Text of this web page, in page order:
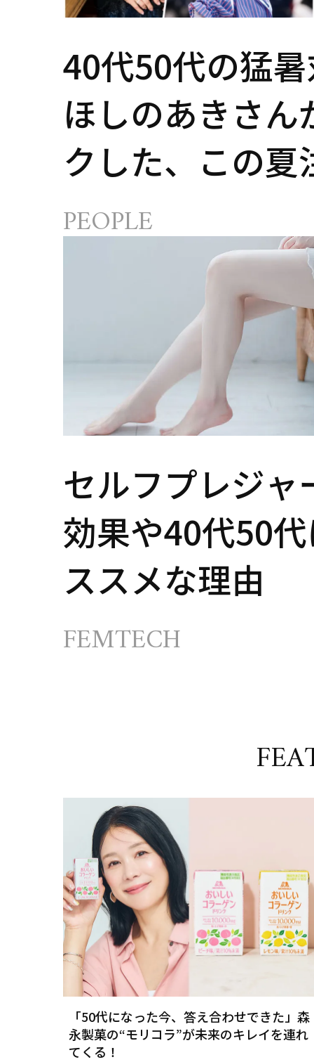
40代50代の猛
ほしのあきさん
クした、この夏
さ対策グッズ3
PEOPLE
セルフプレジャ
効果や40代50
ススメな理由
FEMTECH
「50代になった今、答え合わせできた」森
永製菓の“モリコラ”が未来のキレイを連れ
てくる！